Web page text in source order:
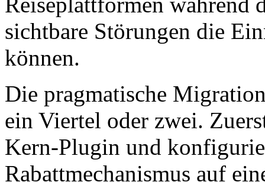
sichtbare Störungen die
können.
Die pragmatische
ein Viertel oder zwei.
Kern-Plugin und
Rabattmechanismus auf